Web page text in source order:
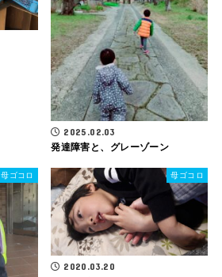
2025.02.03
発達障害と、グレーゾーン
母ゴコロ 母ゴコロ
2020.03.20